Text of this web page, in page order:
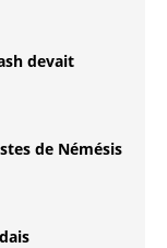
devait
de Némésis